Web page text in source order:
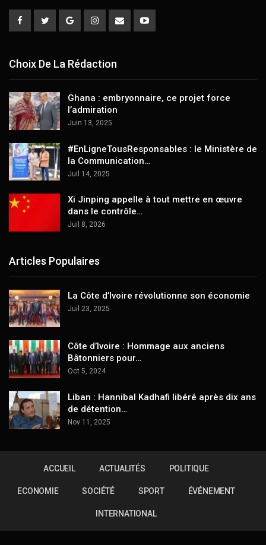
Choix De La Rédaction
Ghana : embryonnaire, ce projet force
l’admiration
Juin 13, 2025
#EnLigneTousResponsables : le Ministère de
la Communication…
Juil 14, 2025
Xi Jinping appelle à tout mettre en œuvre
dans le contrôle…
Juil 8, 2026
Articles Populaires
La Côte d’Ivoire révolutionne son économie
Juil 23, 2025
Côte d’Ivoire : Hommage aux anciens
Bâtonniers pour…
Oct 5, 2024
Liban : Hannibal Kadhafi libéré après dix ans
de détention…
Nov 11, 2025
ACCUEIL ACTUALITÉS POLITIQUE
ECONOMIE SOCIÉTÉ SPORT ÉVÉNEMENT
INTERNATIONAL